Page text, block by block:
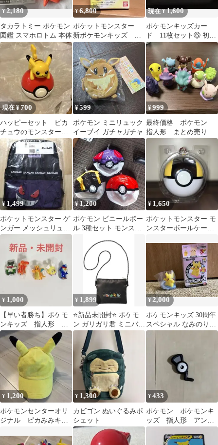
¥2,180
タカラトミー ポケモン
図鑑 スマホロトム 本体
¥6,800
ポケットモンスター
新ポケモンキッズ シ
リーズII ピチュー
現在 ¥1,600
ポケモンキッズカー
ド 11枚セット⑥ 初代
まとめ売り 1997
BANDAI
現在 ¥700
ハッピーセット ピカ
チュウのモンスターボ
ールローラー 箱破れ
あり
¥599
ポケモン ミニリュック
イーブイ ガチャガチャ
¥999
最終価格 ポケモン
指人形 まとめ売り
¥ 1,499
ポケットモンスター ゲ
ンガー メッシュリュッ
ク
¥1,200
ポケモン ビニールボー
ル 3種セット モンスタ
¥ 1,650
ポケットモンスター モ
ンスターボールケース
¥ 1,000
【早い者勝ち】ポケモ
ンキッズ 指人形 新
品5体セット
¥ 1,899
⭐️新品未開封⭐️ ポケモ
ン ガリガリ君 ミニバッ
グ 非売品 当選品
¥2,000
ポケモンキッズ 30周年
スペシャル なみのりピ
カチュウ 青サーフボー
¥ 1,200
ポケモンセンターオリ
ジナル ピカみみキャ
ポケモン
¥ 1,300
カビゴン ぬいぐるみポ
シェット
¥433
ポケモン ポケモンキ
ッズ 指人形 アンノ
ーン